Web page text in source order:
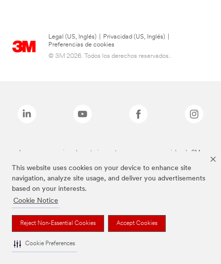
This website uses cookies on your device to enhance site
navigation, analyze site usage, and deliver you advertisements
based on your interests.
Cookie Notice
Reject Non-Essential Cookies Accept Cookies
Cookie Preferences
Legal (US, Inglés) Privacidad (US, Inglés)
Preferencias de cookies
© 3M 2026. Todos los derechos reservados..
Las marcas mencionadas anteriormente son marcas comerciales de 3M.